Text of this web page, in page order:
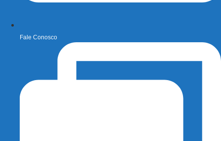
Fale Conosco